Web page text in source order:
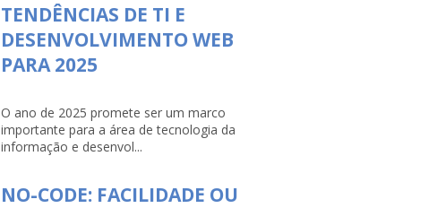
TENDÊNCIAS DE TI E
DESENVOLVIMENTO WEB
PARA 2025
O ano de 2025 promete ser um marco
importante para a área de tecnologia da
informação e desenvol...
NO-CODE: FACILIDADE OU